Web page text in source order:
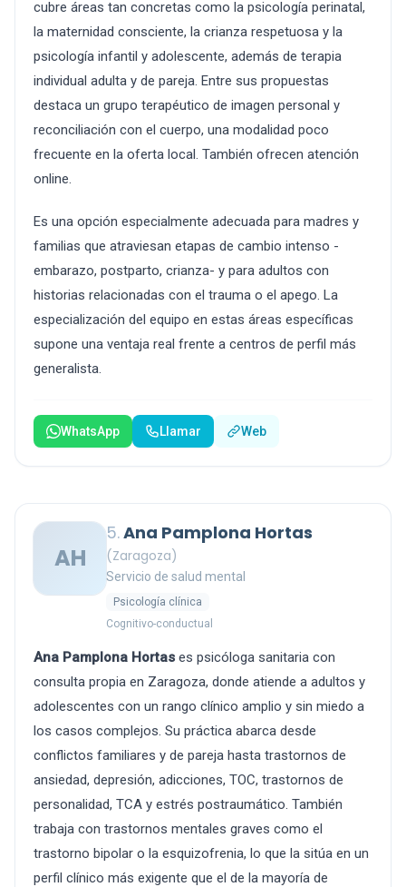
cubre áreas tan concretas como la psicología perinatal,
la maternidad consciente, la crianza respetuosa y la
psicología infantil y adolescente, además de terapia
individual adulta y de pareja. Entre sus propuestas
destaca un grupo terapéutico de imagen personal y
reconciliación con el cuerpo, una modalidad poco
frecuente en la oferta local. También ofrecen atención
online.
Es una opción especialmente adecuada para madres y
familias que atraviesan etapas de cambio intenso -
embarazo, postparto, crianza- y para adultos con
historias relacionadas con el trauma o el apego. La
especialización del equipo en estas áreas específicas
supone una ventaja real frente a centros de perfil más
generalista.
WhatsApp Llamar Web
AH
5.Ana Pamplona Hortas
(Zaragoza)
Servicio de salud mental
Psicología clínica
Cognitivo-conductual
Ana Pamplona Hortas es psicóloga sanitaria con
consulta propia en Zaragoza, donde atiende a adultos y
adolescentes con un rango clínico amplio y sin miedo a
los casos complejos. Su práctica abarca desde
conflictos familiares y de pareja hasta trastornos de
ansiedad, depresión, adicciones, TOC, trastornos de
personalidad, TCA y estrés postraumático. También
trabaja con trastornos mentales graves como el
trastorno bipolar o la esquizofrenia, lo que la sitúa en un
perfil clínico más exigente que el de la mayoría de